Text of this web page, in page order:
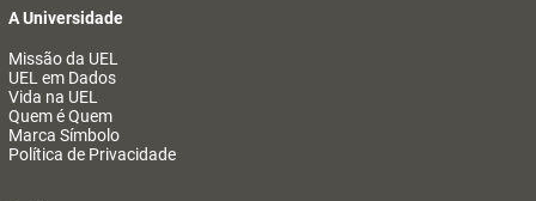
A Universidade
Missão da UEL
UEL em Dados
Vida na UEL
Quem é Quem
Marca Símbolo
Política de Privacidade